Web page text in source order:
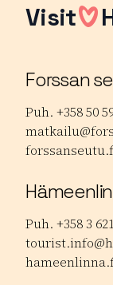
Visit
Forssan
Puh. +358 50
Puh. +358 3